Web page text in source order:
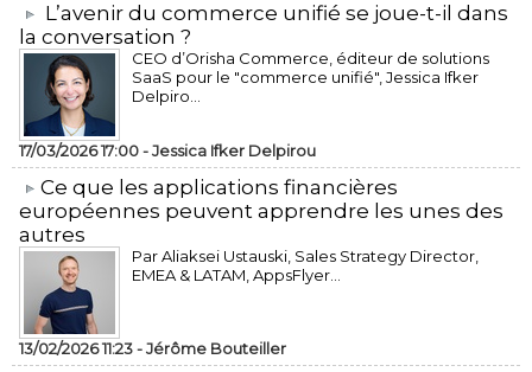
L’avenir du commerce unifié se joue-t-il dans
la conversation ?
CEO d’Orisha Commerce, éditeur de solutions
SaaS pour le "commerce unifié", Jessica Ifker
Delpiro...
17/03/2026 17:00 -Jessica Ifker Delpirou
​Ce que les applications financières
européennes peuvent apprendre les unes des
autres
Par Aliaksei Ustauski, Sales Strategy Director,
EMEA & LATAM, AppsFlyer...
13/02/2026 11:23 -Jérôme Bouteiller